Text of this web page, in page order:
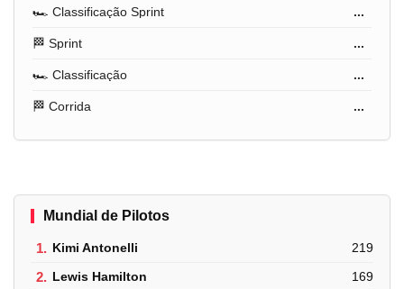
🏎️ Classificação Sprint ...
🏁 Sprint ...
🏎️ Classificação ...
🏁 Corrida ...
Mundial de Pilotos
1. Kimi Antonelli 219
2. Lewis Hamilton 169